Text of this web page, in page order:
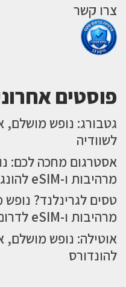
צרו קשר
פוסטים
לשוודיה
אסטרגום מחכה לכם:
מרהיבות ו-eSIM להונגריה
טסים לגרינלנד?
מרהיבות ו-eSIM לדרום גרינלנד
להונדורס